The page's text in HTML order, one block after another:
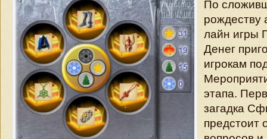
По
рождеству
лайн игры
Денег
игрокам
этапа.
загадка
предстоит